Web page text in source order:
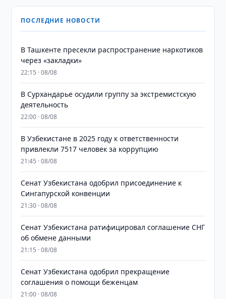
ПОСЛЕДНИЕ НОВОСТИ
В Ташкенте пресекли распространение наркотиков
через «закладки»
22:15 · 08/08
В Сурхандарье осудили группу за экстремистскую
деятельность
22:00 · 08/08
В Узбекистане в 2025 году к ответственности
привлекли 7517 человек за коррупцию
21:45 · 08/08
Сенат Узбекистана одобрил присоединение к
Сингапурской конвенции
21:30 · 08/08
Сенат Узбекистана ратифицировал соглашение СНГ
об обмене данными
21:15 · 08/08
Сенат Узбекистана одобрил прекращение
соглашения о помощи беженцам
21:00 · 08/08